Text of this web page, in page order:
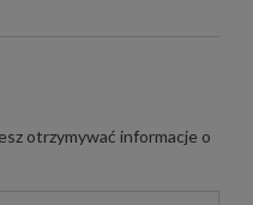
otrzymywać informacje o